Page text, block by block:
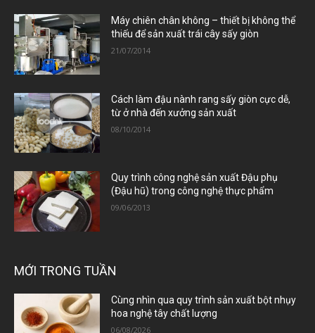
Máy chiên chân không – thiết bị không thể
thiếu để sản xuất trái cây sấy giòn
21/07/2014
Cách làm đậu nành rang sấy giòn cực dễ,
từ ở nhà đến xưởng sản xuất
08/10/2014
Quy trình công nghệ sản xuất Đậu phụ
(Đậu hũ) trong công nghệ thực phẩm
09/06/2013
MỚI TRONG TUẦN
Cùng nhìn qua quy trình sản xuất bột nhụy
hoa nghệ tây chất lượng
06/08/2026